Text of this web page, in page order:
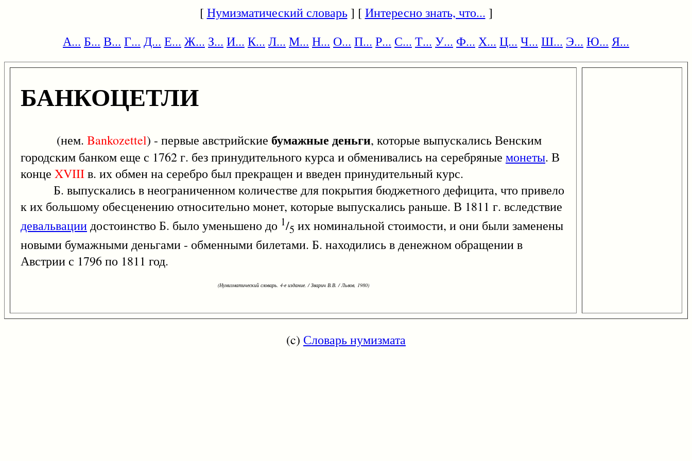
[Нумизматический словарь] [Интересно знать, что... ]
А... Б... В... Г... Д... Е... Ж... З... И... К... Л... М... Н... О... П... Р... С... Т... У... Ф... Х... Ц... Ч... Ш... Э... Ю... Я...
БАНКОЦЕТЛИ
(нем. Bankozettel) - первые австрийские бумажные деньги, которые выпускались Венским
городским банком еще с 1762 г. без принудительного курса и обменивались на серебряные монеты. В
конце XVIIIв. их обмен на серебро был прекращен и введен принудительный курс.
Б. выпускались в неограниченном количестве для покрытия бюджетного дефицита, что привело
к их большому обесценению относительно монет, которые выпускались раньше. В 1811 г. вследствие
девальвациидостоинство Б. было уменьшено до 1/5 их номинальной стоимости, и они были заменены
новыми бумажными деньгами - обменными билетами. Б. находились в денежном обращении в
Австрии с 1796 по 1811 год.
(Нумизматический словарь. 4-е издание. / Зварич В.В. / Львов, 1980)
(c) Словарь нумизмата